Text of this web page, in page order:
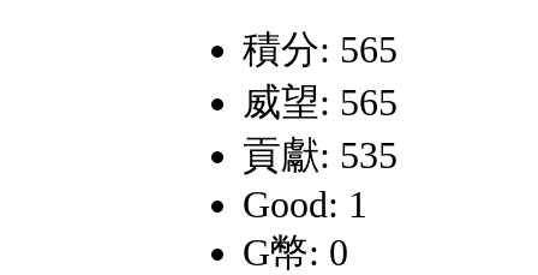
積分: 565
威望: 565
貢獻: 535
Good: 1
G幣: 0